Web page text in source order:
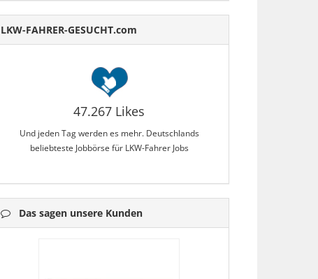
LKW-FAHRER-GESUCHT.com
47.267 Likes
Und jeden Tag werden es mehr. Deutschlands
beliebteste Jobbörse für LKW-Fahrer Jobs
Das sagen unsere Kunden